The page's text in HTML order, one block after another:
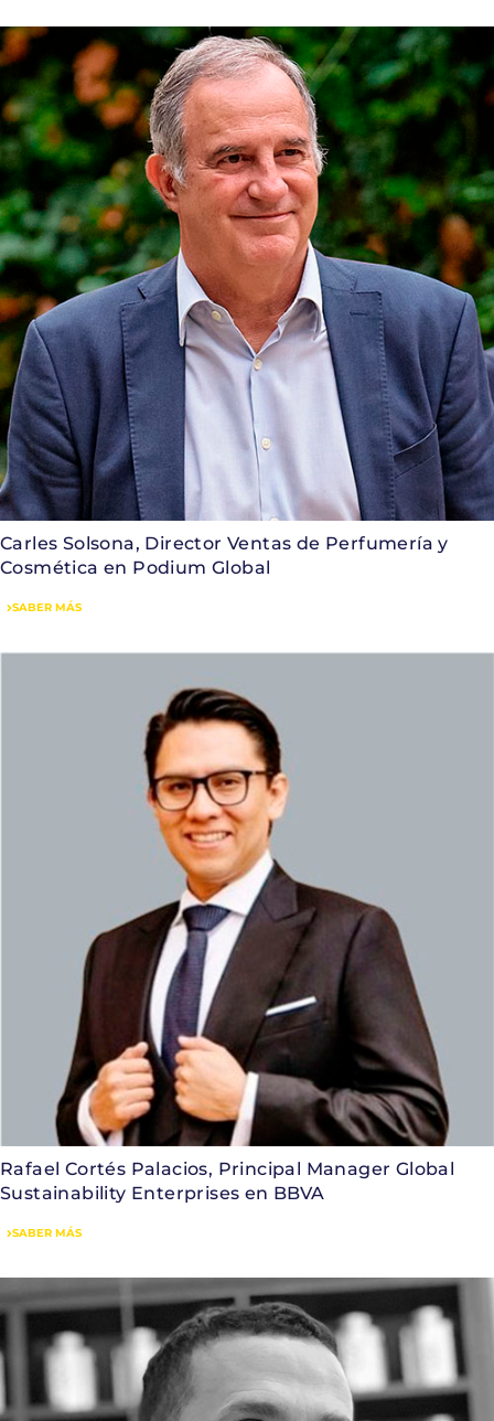
Carles Solsona, Director Ventas de Perfumería y
Cosmética en Podium Global
SABER MÁS
Rafael Cortés Palacios, Principal Manager Global
Sustainability Enterprises en BBVA
SABER MÁS